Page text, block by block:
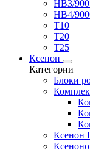
HB3/
HB4/
T10
T20
T25
Ксенон
Категории
Блоки
Ксенон